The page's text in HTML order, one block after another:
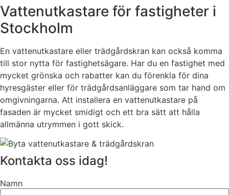
Vattenutkastare för fastigheter i
Stockholm
En vattenutkastare eller trädgårdskran kan också komma
till stor nytta för fastighetsägare. Har du en fastighet med
mycket grönska och rabatter kan du förenkla för dina
hyresgäster eller för trädgårdsanläggare som tar hand om
omgivningarna. Att installera en vattenutkastare på
fasaden är mycket smidigt och ett bra sätt att hålla
allmänna utrymmen i gott skick.
Kontakta oss idag!
Namn